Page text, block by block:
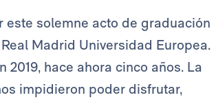
solemne acto de graduación
Madrid Universidad Europea.
hace ahora cinco años. La
impidieron poder disfrutar,